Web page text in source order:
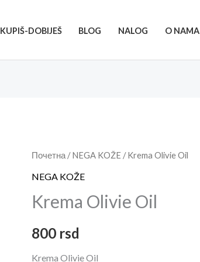
KUPIŠ-DOBIJEŠ BLOG NALOG O NAMA
Почетна /NEGA KOŽE / Krema Olivie Oil
NEGA KOŽE
Krema Olivie Oil
800 rsd
Krema Olivie Oil
Krema
Olivie
količina